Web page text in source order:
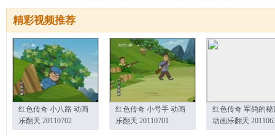
精彩视频推荐
红色传奇 小八路 动画
乐翻天 20110702
红色传奇 小号手 动画
乐翻天 20110701
红色传奇 军鸽的秘
动画乐翻天